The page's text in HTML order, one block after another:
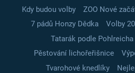
Kdy budou volby
ZOO Nové
7 pádů Honzy Dědka
Volby
Tatarák podle Pohlreicha
Pěstování lichořeřišnice
Tvarohové knedlíky